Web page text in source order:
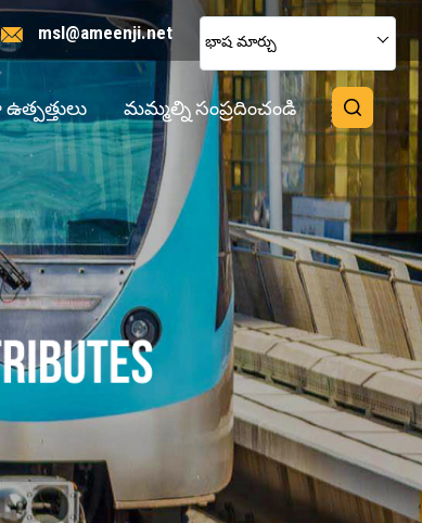
భాష మార్చు
msl@ameenji.net
మమ్మల్ని సంప్రదించండి